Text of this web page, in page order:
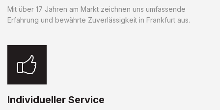
Mit über 17 Jahren am Markt zeichnen uns umfassende
Erfahrung und bewährte Zuverlässigkeit in Frankfurt aus.
Individueller Service